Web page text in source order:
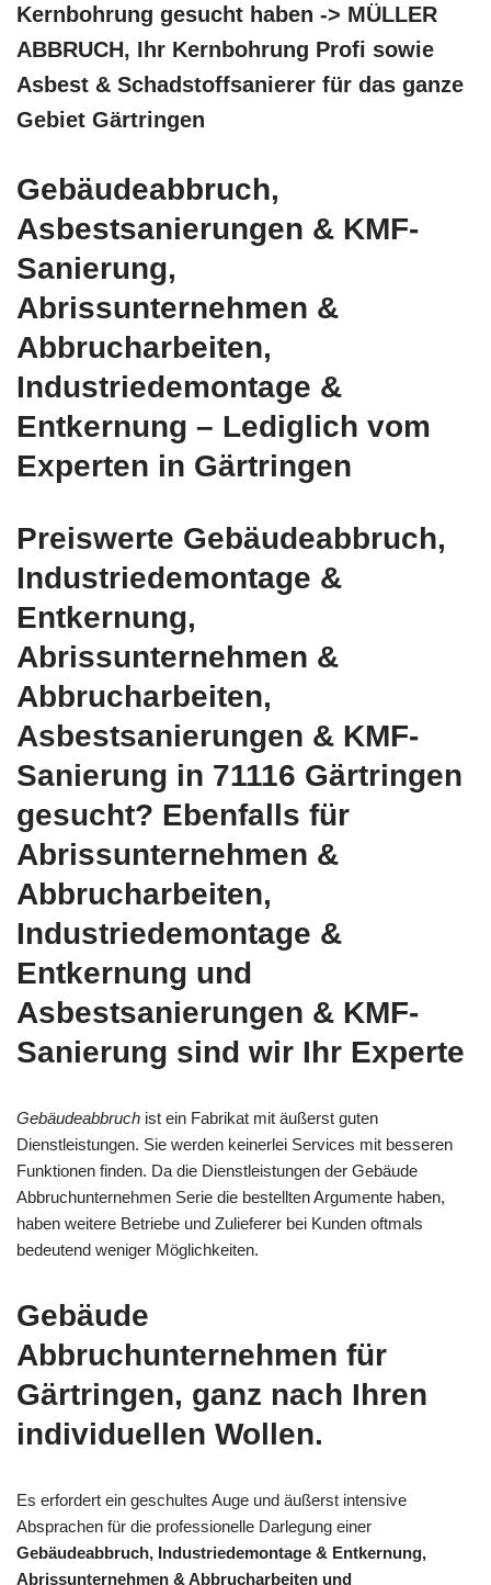
Kernbohrung gesucht haben -> MÜLLER
ABBRUCH, Ihr Kernbohrung Profi sowie
Asbest & Schadstoffsanierer für das ganze
Gebiet Gärtringen
Gebäudeabbruch,
Asbestsanierungen & KMF-
Sanierung,
Abrissunternehmen &
Abbrucharbeiten,
Industriedemontage &
Entkernung – Lediglich vom
Experten in Gärtringen
Preiswerte Gebäudeabbruch,
Industriedemontage &
Entkernung,
Abrissunternehmen &
Abbrucharbeiten,
Asbestsanierungen & KMF-
Sanierung in 71116 Gärtringen
gesucht? Ebenfalls für
Abrissunternehmen &
Abbrucharbeiten,
Industriedemontage &
Entkernung und
Asbestsanierungen & KMF-
Sanierung sind wir Ihr Experte
Gebäudeabbruch ist ein Fabrikat mit äußerst guten
Dienstleistungen. Sie werden keinerlei Services mit besseren
Funktionen finden. Da die Dienstleistungen der Gebäude
Abbruchunternehmen Serie die bestellten Argumente haben,
haben weitere Betriebe und Zulieferer bei Kunden oftmals
bedeutend weniger Möglichkeiten.
Gebäude
Abbruchunternehmen für
Gärtringen, ganz nach Ihren
individuellen Wollen.
Es erfordert ein geschultes Auge und äußerst intensive
Absprachen für die professionelle Darlegung einer
Gebäudeabbruch, Industriedemontage & Entkernung,
Abrissunternehmen & Abbrucharbeiten und